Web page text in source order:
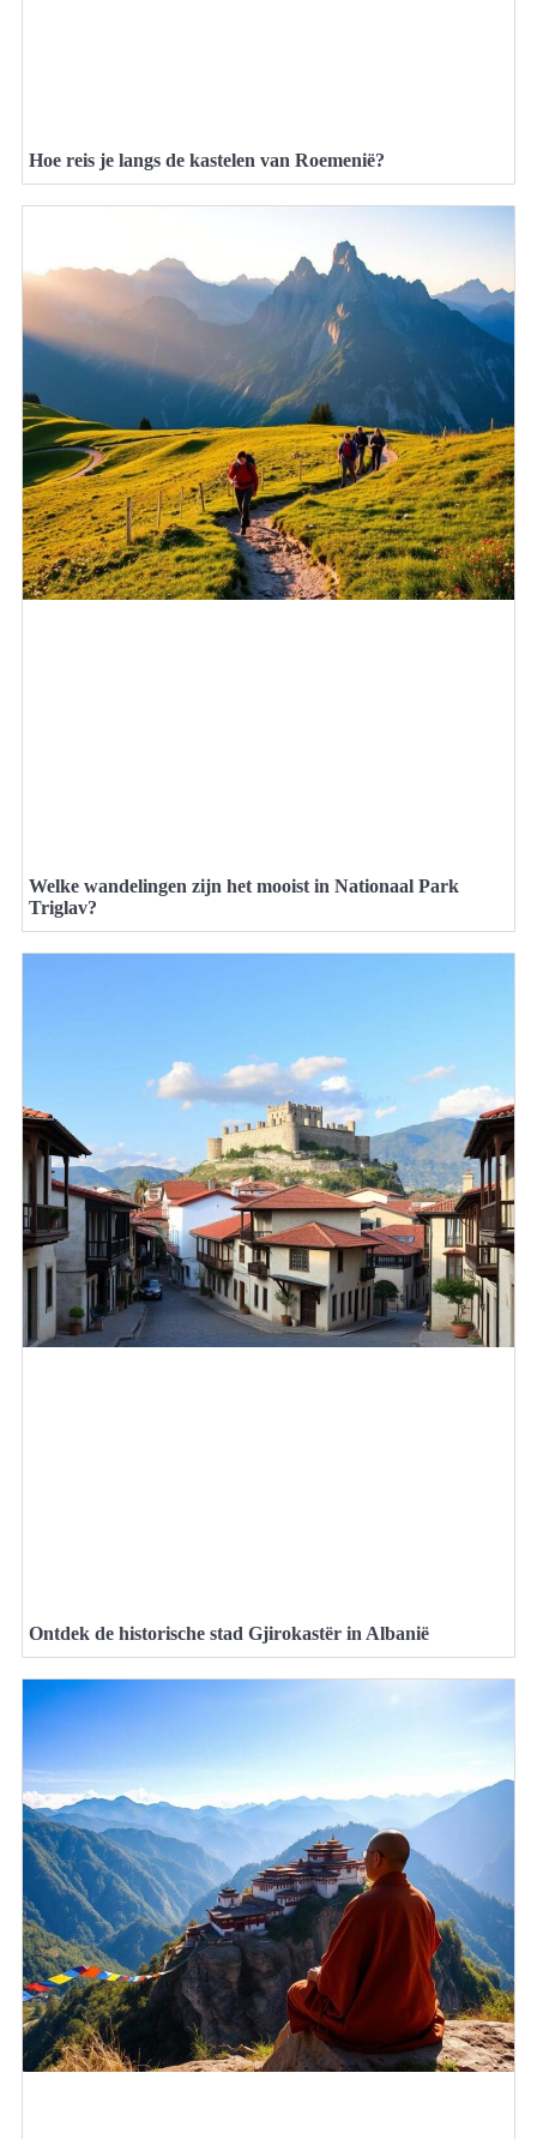
Hoe reis je langs de kastelen van Roemenië?
Welke wandelingen zijn het mooist in Nationaal Park
Triglav?
Ontdek de historische stad Gjirokastër in Albanië